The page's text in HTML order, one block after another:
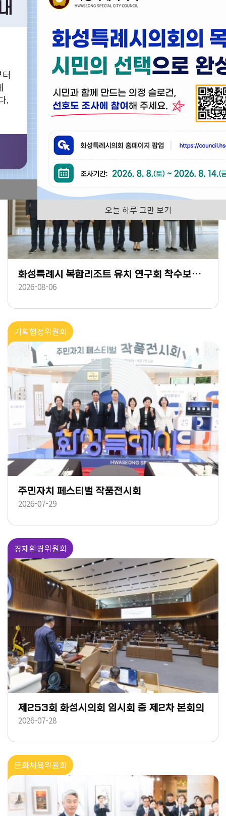
화성특례시의회의 다양한 회의영상을 찾아보실 수 있습니다.
화성특례시의회의정활동사진
화성특례시 복합리조트 유치 연구회 착수보고회
2026-08-06
기획행정위원회
주민자치 페스티벌 작품전시회
2026-07-29
경제환경위원회
제253회 화성시의회 임시회 중 제2차 본회의
2026-07-28
문화체육위원회
.
오늘 하루 그만 보기